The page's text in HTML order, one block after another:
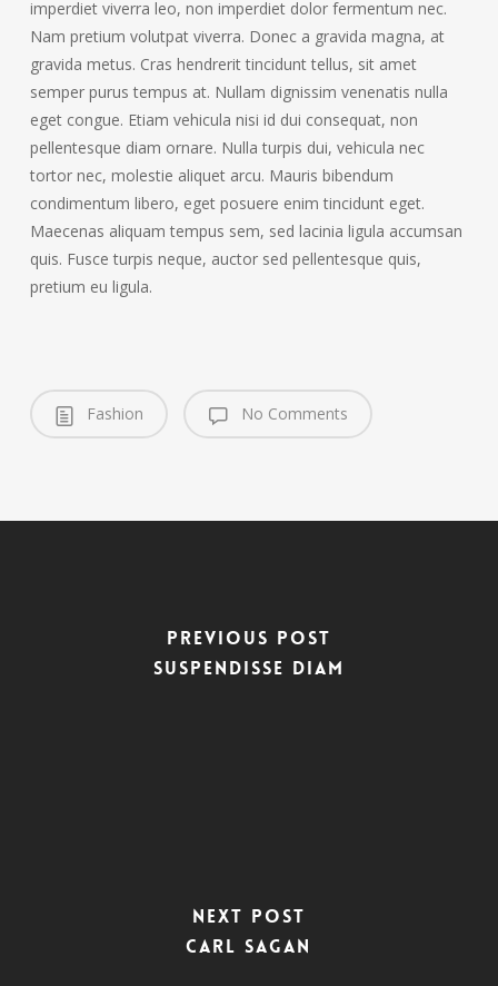
imperdiet viverra leo, non imperdiet dolor fermentum nec.
Nam pretium volutpat viverra. Donec a gravida magna, at
gravida metus. Cras hendrerit tincidunt tellus, sit amet
semper purus tempus at. Nullam dignissim venenatis nulla
eget congue. Etiam vehicula nisi id dui consequat, non
pellentesque diam ornare. Nulla turpis dui, vehicula nec
tortor nec, molestie aliquet arcu. Mauris bibendum
condimentum libero, eget posuere enim tincidunt eget.
Maecenas aliquam tempus sem, sed lacinia ligula accumsan
quis. Fusce turpis neque, auctor sed pellentesque quis,
pretium eu ligula.
Fashion No Comments
Previous Post
Suspendisse diam
Next Post
Carl Sagan